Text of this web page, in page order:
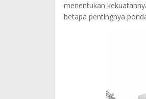
menentukan
betapa pentingnya